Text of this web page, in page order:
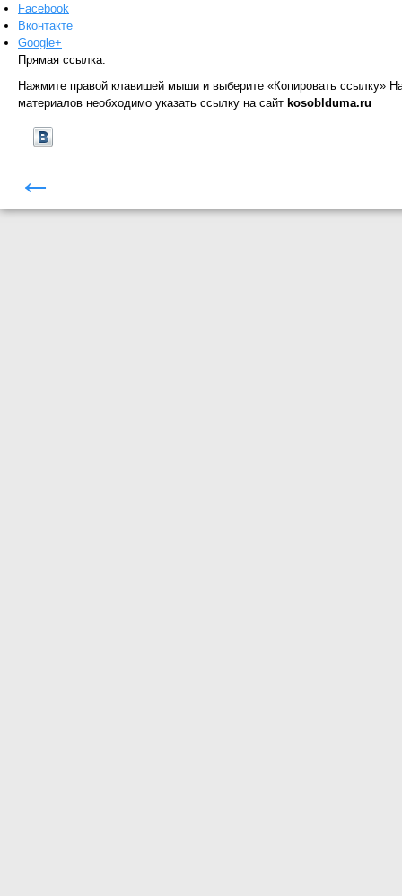
Facebook
Вконтакте
Google+
Прямая ссылка:
Нажмите правой клавишей мыши и выберите «Копировать ссылку»
материалов необходимо указать ссылку на сайт kosoblduma.ru
←